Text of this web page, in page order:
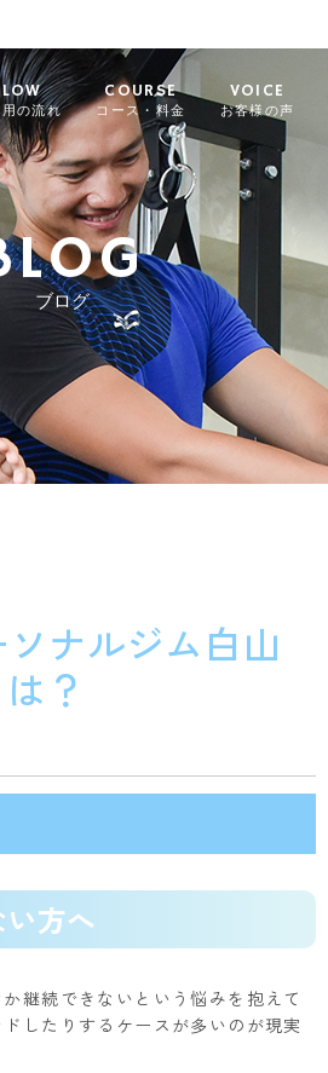
の流れ
COURSE
コース・料金
VOICE
お客様の声
ブログ
ソナルジム白山
？
方へ
継続できないという悩みを抱えて
したりするケースが多いのが現実